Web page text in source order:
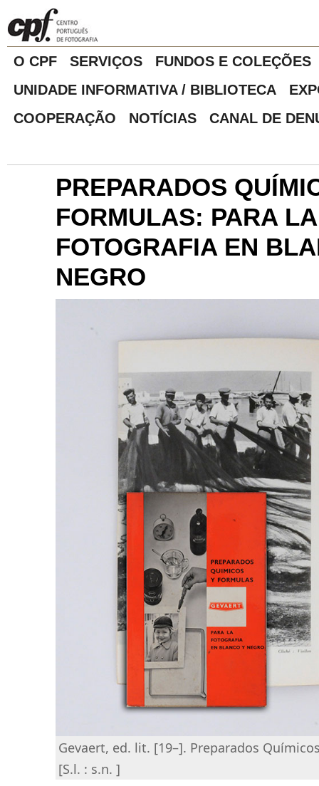
O CPF SERVIÇOS
FUNDOS E COLEÇÕES
UNIDADE INFORMATIVA / BIBLIOTECA
COOPERAÇÃO
NOTÍCIAS CANAL DE
PREPARADOS
FORMULAS: PARA LA
FOTOGRAFIA EN
NEGRO
Gevaert, ed. lit. [19–]. Preparados
[S.l. : s.n. ]